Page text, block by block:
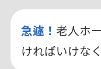
急遽！ 老人ホ
ければいけな